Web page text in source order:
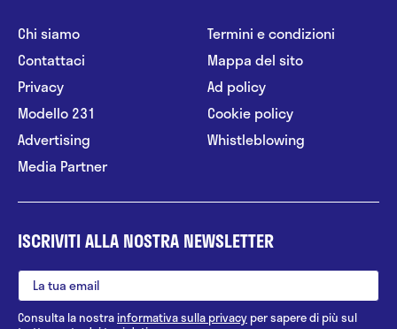
Chi siamo
Contattaci
Privacy
Modello 231
Advertising
Media Partner
Termini e condizioni
Mappa del sito
Ad policy
Cookie policy
Whistleblowing
ISCRIVITI ALLA NOSTRA NEWSLETTER
Consulta la nostrainformativa sulla privacy per sapere di più sul